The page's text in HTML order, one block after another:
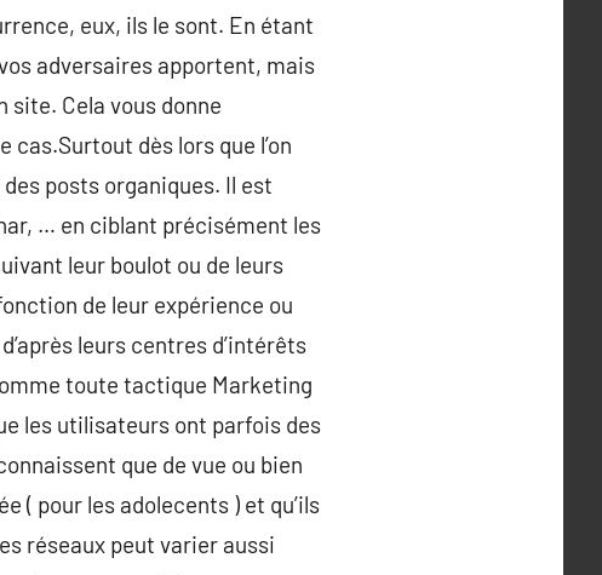
eux, ils le sont. En étant
adversaires apportent, mais
Cela vous donne
dès lors que l’on
posts organiques. Il est
… en ciblant précisément les
leur boulot ou de leurs
de leur expérience ou
leurs centres d’intérêts
toute tactique Marketing
les utilisateurs ont parfois des
que de vue ou bien
( pour les adolecents ) et qu’ils
réseaux peut varier aussi